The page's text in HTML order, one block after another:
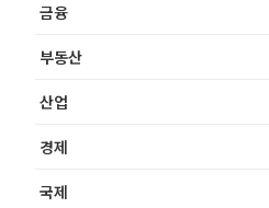
금융
부동산
산업
경제
국제